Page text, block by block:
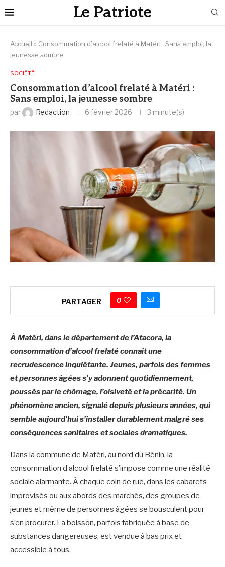
Le Patriote
Accueil » Consommation d’alcool frelaté à Matéri : Sans emploi, la
jeunesse sombre
SOCIÉTÉ
Consommation d’alcool frelaté à Matéri :
Sans emploi, la jeunesse sombre
par Redaction 6 février 2026 3 minute(s)
PARTAGER 0
À Matéri, dans le département de l’Atacora, la
consommation d’alcool frelaté connaît une
recrudescence inquiétante. Jeunes, parfois des femmes
et personnes âgées s’y adonnent quotidiennement,
poussés par le chômage, l’oisiveté et la précarité. Un
phénomène ancien, signalé depuis plusieurs années, qui
semble aujourd’hui s’installer durablement malgré ses
conséquences sanitaires et sociales dramatiques.
Dans la commune de Matéri, au nord du Bénin, la
consommation d’alcool frelaté s’impose comme une réalité
sociale alarmante. À chaque coin de rue, dans les cabarets
improvisés ou aux abords des marchés, des groupes de
jeunes et même de personnes âgées se bousculent pour
s’en procurer. La boisson, parfois fabriquée à base de
substances dangereuses, est vendue à bas prix et
accessible à tous.